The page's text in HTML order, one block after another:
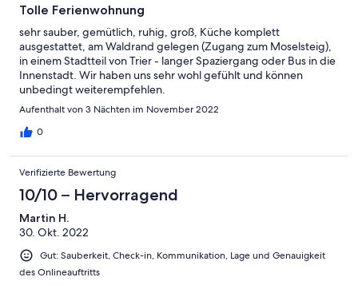
Tolle Ferienwohnung
sehr sauber, gemütlich, ruhig, groß, Küche komplett
ausgestattet, am Waldrand gelegen (Zugang zum Moselsteig),
in einem Stadtteil von Trier - langer Spaziergang oder Bus in die
Innenstadt. Wir haben uns sehr wohl gefühlt und können
unbedingt weiterempfehlen.
Aufenthalt von 3 Nächten im November 2022
0
Verifizierte Bewertung
10/10 – Hervorragend
Martin H.
30. Okt. 2022
Gut: Sauberkeit, Check-in, Kommunikation, Lage und Genauigkeit
des Onlineauftritts